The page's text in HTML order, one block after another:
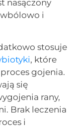
nasączony
i
stosuje
, które
gojenia.
się
rany,
Brak leczenia
i